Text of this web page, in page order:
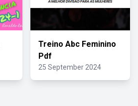
Treino Abc Feminino
Pdf
25 September 2024